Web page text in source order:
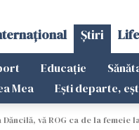
Știri
Educație
Mea
Ești departe,
vă ROG ca de la femeie